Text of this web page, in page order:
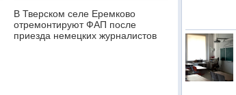
В Тверском селе Еремково
отремонтируют ФАП после
приезда немецких журналистов